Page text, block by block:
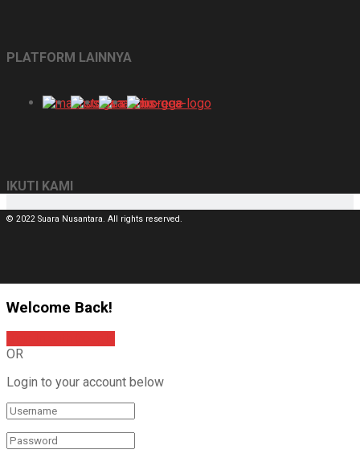
PLATFORM LAINNYA
IKUTI KAMI
© 2022 Suara Nusantara. All rights reserved.
Welcome Back!
OR
Login to your account below